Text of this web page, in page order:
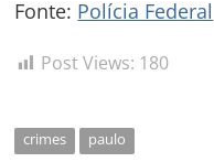
Fonte: Polícia Federal
Post Views: 180
crimes paulo